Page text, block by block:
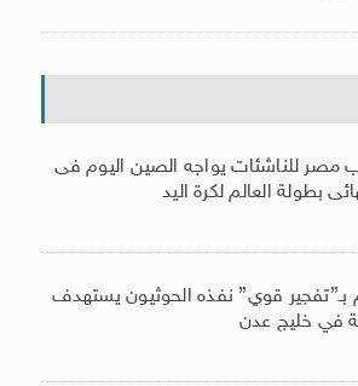
مصر للناشئات يواجه الصين اليوم فى
بطولة العالم لكرة اليد
قوي” نفذه الحوثيون يستهدف
في خليج عدن